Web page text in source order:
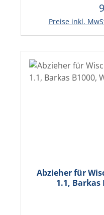
Preise inkl.In den
Abzieher für
1.1, Barkas